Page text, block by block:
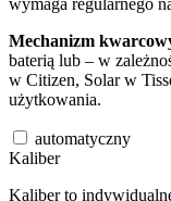
Mechanizm
baterią lub – w
w Citizen, Solar w
użytkowania.
automatyczny
Kaliber
Kaliber to